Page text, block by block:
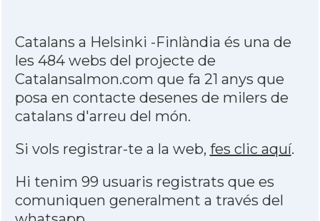
Catalans a Helsinki -Finlàndia és una de
les 484 webs del projecte de
Catalansalmon.com que fa 21 anys que
posa en contacte desenes de milers de
catalans d'arreu del món.
Si vols registrar-te a la web, fes clic aquí.
Hi tenim 99 usuaris registrats que es
comuniquen generalment a través del